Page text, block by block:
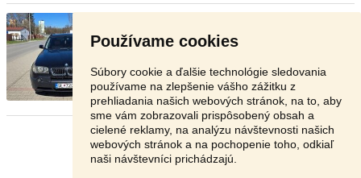
Používame cookies
Súbory cookie a ďalšie technológie sledovania
používame na zlepšenie vášho zážitku z
prehliadania našich webových stránok, na to, aby
sme vám zobrazovali prispôsobený obsah a
cielené reklamy, na analýzu návštevnosti našich
webových stránok a na pochopenie toho, odkiaľ
naši návštevníci prichádzajú.
Predám
2.0d 110 kW, rok výroby 2006,
najazdené 374 525 km. ...
Gelnica - 053 33
Stránka: 1 2 3 Ďalšia